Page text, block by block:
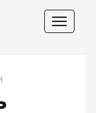
Toggle